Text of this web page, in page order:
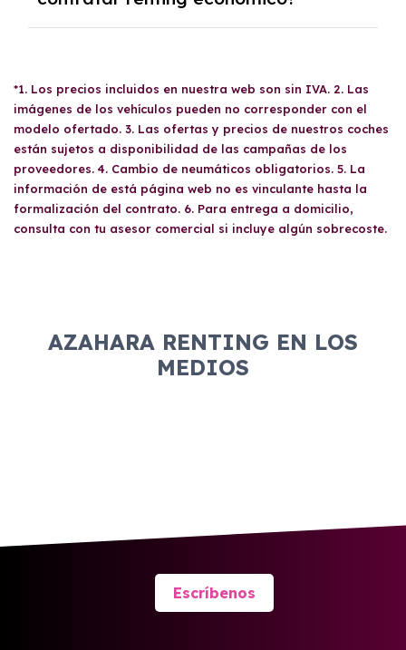
kilometraje distinto, y si recorres menos
kilómetros de los contratados, se te
viabilidad económica. Si el resultado es
favorable, se procede a la firma del contrato
y al abono de la primera cuota mensual,
dando acceso al vehículo de pre-entrega si es
necesario. Finalmente, el cliente recibe el
vehículo contratado en el plazo acordado.
generalmente se requiere ser mayor de 18
años y cumplir con los requisitos de solvencia
económica y documentación exigidos por el
proveedor. Es recomendable verificar los
requisitos particulares de cada empresa antes
de solicitar el servicio.
*1. Los precios incluidos en nuestra web son sin IVA. 2. Las
imágenes de los vehículos pueden no corresponder con el
modelo ofertado. 3. Las ofertas y precios de nuestros coches
están sujetos a disponibilidad de las campañas de los
proveedores. 4. Cambio de neumáticos obligatorios. 5. La
información de está página web no es vinculante hasta la
formalización del contrato. 6. Para entrega a domicilio,
consulta con tu asesor comercial si incluye algún sobrecoste.
AZAHARA RENTING EN LOS
MEDIOS
Escríbenos